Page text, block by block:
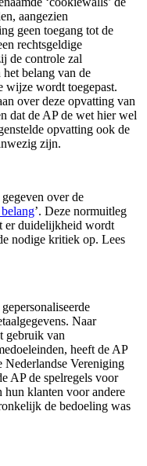
aangezien
geen toegang tot de
rechtsgeldige
de controle zal
belang van de
wijze wordt toegepast.
over deze opvatting van
dat de AP de wet hier wel
opvatting ook de
zijn.
over de
’. Deze normuitleg
er duidelijkheid wordt
nodige kritiek op. Lees
Naar
gebruik van
heeft de AP
Nederlandse Vereniging
AP de spelregels voor
hun klanten voor andere
de bedoeling was